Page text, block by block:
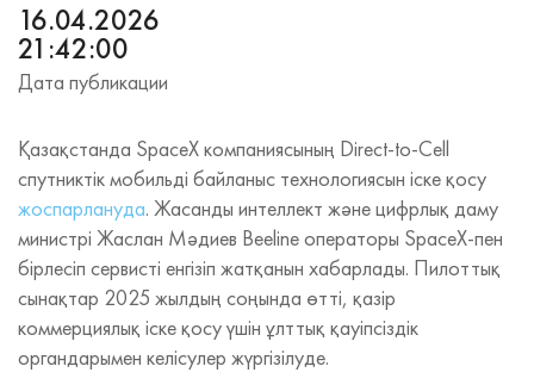
16.04.2026
21:42:00
Дата публикации
Қазақстанда SpaceX компаниясының Direct-to-Cell
спутниктік мобильді байланыс технологиясын іске қосу
жоспарлануда. Жасанды интеллект және цифрлық даму
министрі Жаслан Мәдиев Beeline операторы SpaceX‑пен
бірлесіп сервисті енгізіп жатқанын хабарлады. Пилоттық
сынақтар 2025 жылдың соңында өтті, қазір
коммерциялық іске қосу үшін ұлттық қауіпсіздік
органдарымен келісулер жүргізілуде.